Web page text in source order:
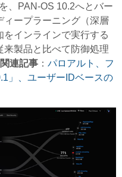
、PAN-OS 10.2へとバー
ィープラーニング（深層
インラインで実行する
製品と比べて防御処理
関連記事 ： パロアルト、フ
」、ユーザーIDベースの